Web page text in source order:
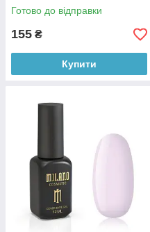
Готово до відправки
155 ₴
Купити